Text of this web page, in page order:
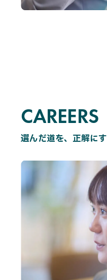
CAREERS
CAREERS
選んだ道を、正解に